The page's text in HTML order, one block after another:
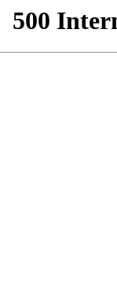
500